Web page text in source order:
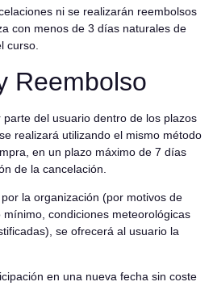
ni se realizarán reembolsos
con menos de 3 días naturales de
curso.
Reembolso
del usuario dentro de los plazos
realizará utilizando el mismo método
en un plazo máximo de 7 días
de la cancelación.
la organización (por motivos de
condiciones meteorológicas
se ofrecerá al usuario la
en una nueva fecha sin coste